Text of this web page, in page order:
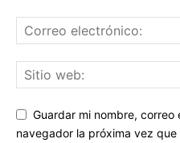
Guardar mi nombre,
navegador la próxima vez que